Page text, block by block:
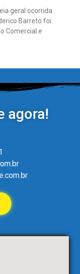
geral ocorrida
Barreto foi
Comercial e
agora!